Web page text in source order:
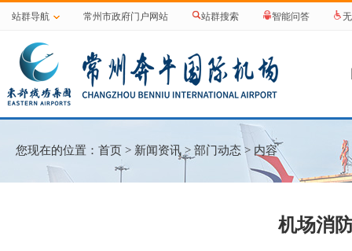
站群导航 常州市政府门户网站 站群搜索 智能问答
您现在的位置： 首页 > 新闻资讯 > 部门动态 > 内容
机场消